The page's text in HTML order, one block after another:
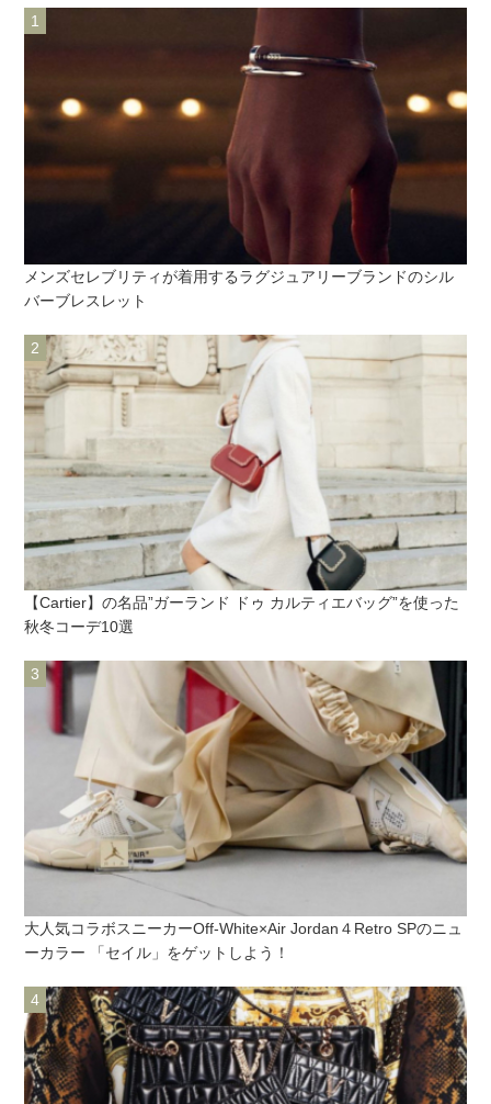
メンズセレブリティが着用するラグジュアリーブランドのシル
バーブレスレット
【Cartier】の名品”ガーランド ドゥ カルティエバッグ”を使った
秋冬コーデ10選
大人気コラボスニーカーOff-White×Air Jordan４Retro SPのニュ
ーカラー 「セイル」をゲットしよう！